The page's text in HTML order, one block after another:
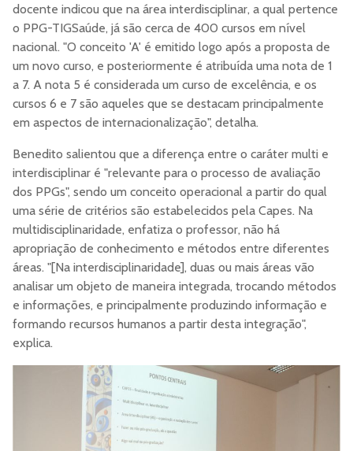
docente indicou que na área interdisciplinar, a qual pertence
o PPG-TIGSaúde, já são cerca de 400 cursos em nível
nacional. "O conceito 'A' é emitido logo após a proposta de
um novo curso, e posteriormente é atribuída uma nota de 1
a 7. A nota 5 é considerada um curso de excelência, e os
cursos 6 e 7 são aqueles que se destacam principalmente
em aspectos de internacionalização", detalha.
Benedito salientou que a diferença entre o caráter multi e
interdisciplinar é "relevante para o processo de avaliação
dos PPGs", sendo um conceito operacional a partir do qual
uma série de critérios são estabelecidos pela Capes. Na
multidisciplinaridade, enfatiza o professor, não há
apropriação de conhecimento e métodos entre diferentes
áreas. "[Na interdisciplinaridade], duas ou mais áreas vão
analisar um objeto de maneira integrada, trocando métodos
e informações, e principalmente produzindo informação e
formando recursos humanos a partir desta integração",
explica.